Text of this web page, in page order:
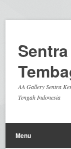
AA Gallery Sentra
Tengah Indonesia
Menu